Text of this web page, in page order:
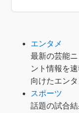
エンタメ
最新の芸能
ント情報を
向けたエン
スポーツ
話題の試合